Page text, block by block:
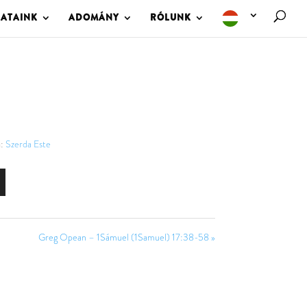
ADOMÁNY RÓLUNK
Szerda Este
Greg Opean – 1Sámuel (1Samuel) 17:38-58 »